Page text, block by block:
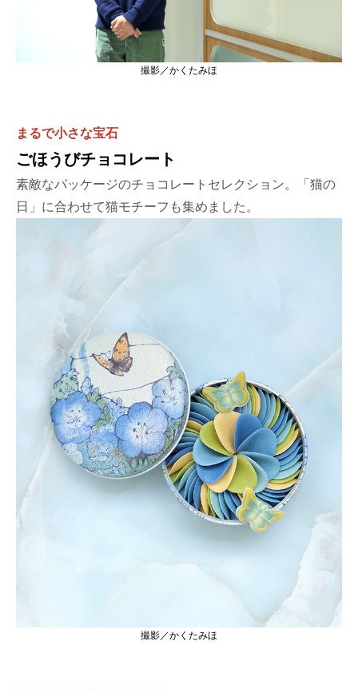
撮影／かくたみほ
まるで小さな宝石
ごほうびチョコレート
素敵なパッケージのチョコレートセレクション。「猫の
日」に合わせて猫モチーフも集めました。
撮影／かくたみほ